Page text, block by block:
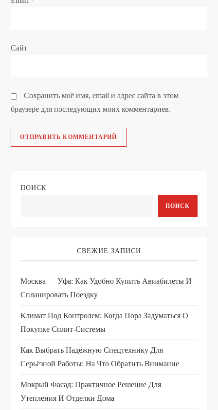
Сайт
Сохранить моё имя, email и адрес сайта в этом
браузере для последующих моих комментариев.
ПОИСК
ПОИСК
СВЕЖИЕ ЗАПИСИ
Москва — Уфа: Как Удобно Купить Авиабилеты И
Спланировать Поездку
Климат Под Контролем: Когда Пора Задуматься О
Покупке Сплит-Системы
Как Выбрать Надёжную Спецтехнику Для
Серьёзной Работы: На Что Обратить Внимание
Мокрый Фасад: Практичное Решение Для
Утепления И Отделки Дома